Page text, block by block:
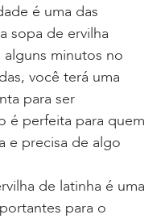
é uma das
sopa de ervilha
minutos no
você terá uma
para ser
é perfeita para quem
e precisa de algo
de latinha é uma
para o